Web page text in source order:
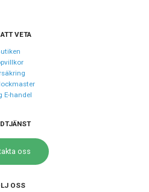
Vit
Rund
Silver
Rostfritt stål
Guld, Silver
VETA
E-handel
oss
OSS